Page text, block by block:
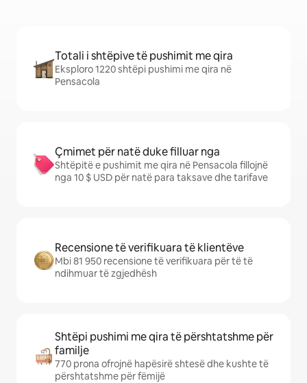
Totali i shtëpive të pushimit me qira
Eksploro 1220 shtëpi pushimi me qira në
Pensacola
Çmimet për natë duke filluar nga
Shtëpitë e pushimit me qira në Pensacola fillojnë
nga 10 $ USD për natë para taksave dhe tarifave
Recensione të verifikuara të klientëve
Mbi 81 950 recensione të verifikuara për të të
ndihmuar të zgjedhësh
Shtëpi pushimi me qira të përshtatshme për
familje
770 prona ofrojnë hapësirë shtesë dhe kushte të
përshtatshme për fëmijë